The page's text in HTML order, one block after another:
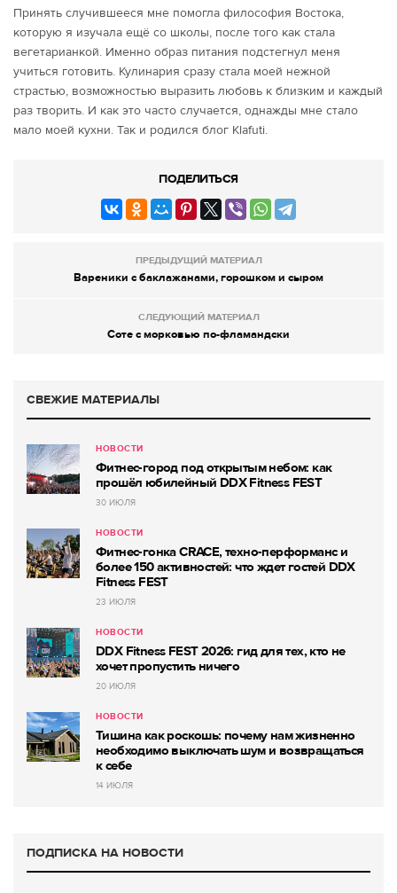
Принять случившееся мне помогла философия Востока,
которую я изучала ещё со школы, после того как стала
вегетарианкой. Именно образ питания подстегнул меня
учиться готовить. Кулинария сразу стала моей нежной
страстью, возможностью выразить любовь к близким и каждый
раз творить. И как это часто случается, однажды мне стало
мало моей кухни. Так и родился блог Klafuti.
ПОДЕЛИТЬСЯ
ПРЕДЫДУЩИЙ МАТЕРИАЛ
Вареники с баклажанами, горошком и сыром
СЛЕДУЮЩИЙ МАТЕРИАЛ
Соте с морковью по-фламандски
СВЕЖИЕ МАТЕРИАЛЫ
НОВОСТИ
Фитнес-город под открытым небом: как
прошёл юбилейный DDX Fitness FEST
30 ИЮЛЯ
НОВОСТИ
Фитнес-гонка CRACE, техно-перформанс и
более 150 активностей: что ждет гостей DDX
Fitness FEST
23 ИЮЛЯ
НОВОСТИ
DDX Fitness FEST 2026: гид для тех, кто не
хочет пропустить ничего
20 ИЮЛЯ
НОВОСТИ
Тишина как роскошь: почему нам жизненно
необходимо выключать шум и возвращаться
к себе
14 ИЮЛЯ
ПОДПИСКА НА НОВОСТИ